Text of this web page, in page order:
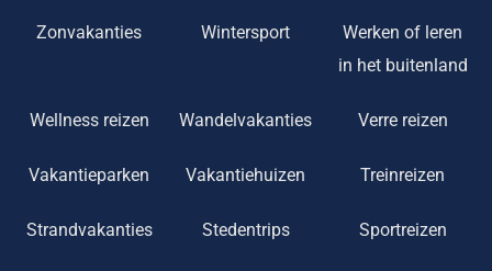
Zonvakanties Wintersport
Werken of leren
in het buitenland
Wellness reizen Wandelvakanties Verre reizen
Vakantieparken Vakantiehuizen Treinreizen
Strandvakanties Stedentrips Sportreizen